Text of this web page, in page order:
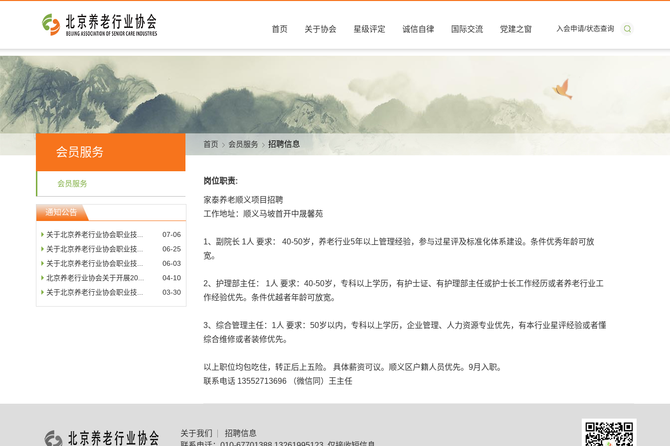
入会申请/状态查询
首页 关于协会 星级评定 诚信自律 国际交流 党建之窗
会员服务
会员服务
通知公告
关于北京养老行业协会职业技...
07-06
关于北京养老行业协会职业技...
06-25
关于北京养老行业协会职业技...
06-03
北京养老行业协会关于开展20...
04-10
关于北京养老行业协会职业技...
03-30
首页 会员服务 招聘信息
岗位职责:
家泰养老顺义项目招聘
工作地址：顺义马坡首开中晟馨苑
1、副院长 1人 要求： 40-50岁，养老行业5年以上管理经验，参与过星评及标准化体系建设。条件优秀年龄可放
宽。
2、护理部主任： 1人 要求：40-50岁，专科以上学历，有护士证、有护理部主任或护士长工作经历或者养老行业工
作经验优先。条件优越者年龄可放宽。
3、综合管理主任：1人 要求：50岁以内，专科以上学历，企业管理、人力资源专业优先，有本行业星评经验或者懂
综合维修或者装修优先。
以上职位均包吃住，转正后上五险。 具体薪资可议。顺义区户籍人员优先。9月入职。
联系电话 13552713696 （微信同）王主任
关于我们
招聘信息